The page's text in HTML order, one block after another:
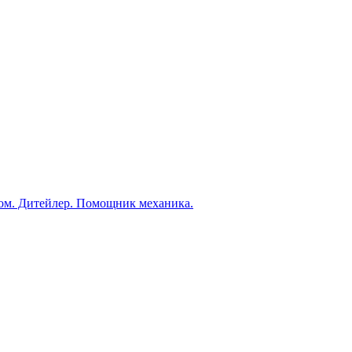
Дитейлер. Помощник механика.